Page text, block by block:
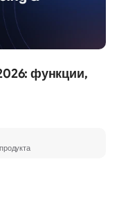
функции,